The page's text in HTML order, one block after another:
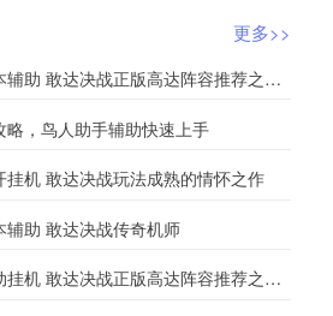
更多>>
​敢达决战自动升级脚本辅助 敢达决战正版高达阵容推荐之土豪再现
，鸟人助手辅助快速上手
机 敢达决战玩法成熟的情怀之作
助 敢达决战传奇机师
​敢达决战脚本一键自动挂机 敢达决战正版高达阵容推荐之土豪再现